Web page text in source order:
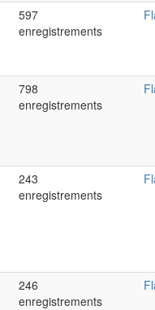
597
enregistrements
798
enregistrements
243
enregistrements
246
enregistrements